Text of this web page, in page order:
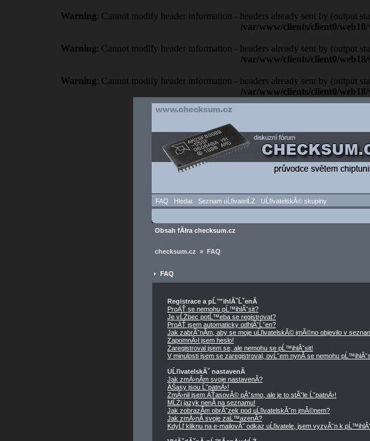
Warning: Cannot modify header information - headers already sent by (output
/var/www/clients/client0/
Warning: Cannot modify header information - headers already sent by (output
/var/www/clients/client0/
Warning: Cannot modify header information - headers already sent by (output
/var/www/clients/client0/
FAQ Hledat Seznam uĹľivatelĹŻ UĹľivatelskĂ© skupiny
Obsah fĂłra checksum.cz
checksum.cz » FAQ
FAQ
Registrace a pĹ™ihlĂˇĹˇenĂ­
ProÄŤ se nemohu pĹ™ihlĂˇsit?
Je vĹŻbec potĹ™eba se registrovat?
ProÄŤ jsem automaticky odhlĂˇĹˇen?
Jak zabrĂˇnĂ­m, aby se moje uĹľivatelskĂ© jmĂ©no objevilo v
ZapomnÄ›l jsem heslo!
Zaregistroval jsem se, ale nemohu se pĹ™ihlĂˇsit!
V minulosti jsem se zaregistroval, ovĹˇem nynĂ­ se nemohu
UĹľivatelskĂˇ nastavenĂ­
Jak zmÄ›nĂ­m svoje nastavenĂ­?
ÄŚasy jsou ĹˇpatnÄ›!
ZmÄ›nil jsem ÄŤasovĂ© pĂˇsmo, ale je to stĂˇle ĹˇpatnÄ›!
MĹŻj jazyk nenĂ­ na seznamu!
Jak zobrazĂ­m obrĂˇzek pod uĹľivatelskĂ˝m jmĂ©nem?
Jak zmÄ›nĂ­ svoje zaĹ™azenĂ­?
KdyĹľ kliknu na e-mailovĂ˝ odkaz uĹľivatele, jsem vyzvĂˇn k